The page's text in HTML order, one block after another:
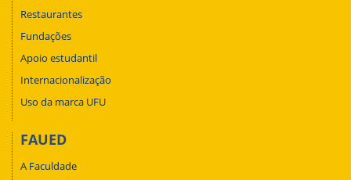
Restaurantes
Fundações
Apoio estudantil
Internacionalização
Uso da marca UFU
FAUED
A Faculdade